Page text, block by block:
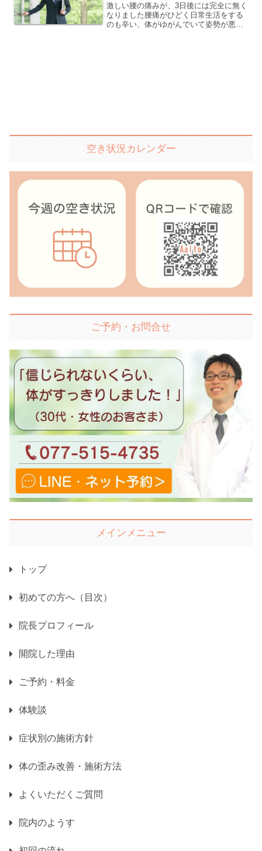
激しい腰の痛みが、3日後には完全に無く
なりました腰痛がひどく日常生活をする
のも辛い、体がゆがんでいて姿勢が悪
空き状況カレンダー
ご予約・お問合せ
メインメニュー
トップ
初めての方へ（目次）
院長プロフィール
開院した理由
ご予約・料金
体験談
症状別の施術方針
体の歪み改善・施術方法
よくいただくご質問
院内のようす